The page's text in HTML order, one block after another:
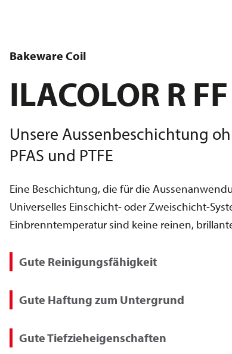
Bakeware Coil
ILACOLOR R FF
Unsere Aussenbeschichtung
PFAS und PTFE
Eine Beschichtung, die für die
Universelles Einschicht- oder Zweischicht-
Einbrenntemperatur sind keine reinen,
Gute Reinigungsfähigkeit
Gute Haftung zum Untergrund
Gute Tiefzieheigenschaften